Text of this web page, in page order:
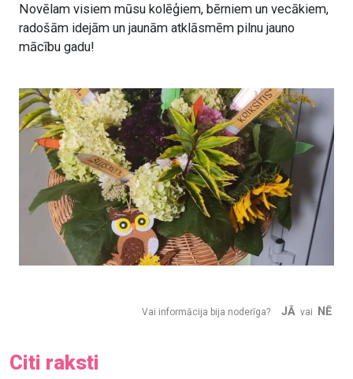
Novēlam visiem mūsu kolēģiem, bērniem un vecākiem,
radošām idejām un jaunām atklāsmēm pilnu jauno
mācību gadu!
Vai informācija bija noderīga? JĀ vai NĒ
Citi raksti